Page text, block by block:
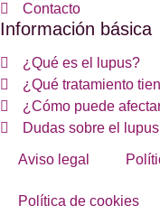
Contacto
Información básica
¿Qué es el lupus?
¿Qué tratamiento
¿Cómo puede
Dudas sobre el lupus
Aviso legal
Política de cookies